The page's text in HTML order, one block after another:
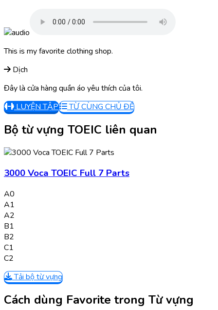
This is myfavorite clothing shop.
Dịch
Đây là cửa hàng quần áo yêu thích của tôi.
LUYỆN TẬP
TỪ CÙNG CHỦ ĐỀ
Bộ từ vựng TOEIC liên quan
3000 Voca TOEIC Full 7 Parts
A0
A1
A2
B1
B2
C1
C2
Tải bộ từ vựng
Cách dùng Favorite trong Từ vựng